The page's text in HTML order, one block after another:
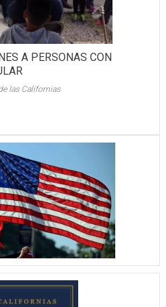
A PERSONAS CON
las Californias